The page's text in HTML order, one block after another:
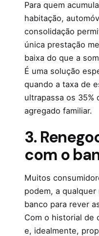
Para quem
habitação,
consolidação
única prestação
baixa do que a
É uma solução
quando a taxa de
ultrapassa os 35%
agregado familiar.
3.
com o
Muitos
podem, a
banco para rever
Com o historial de
e, idealmente,